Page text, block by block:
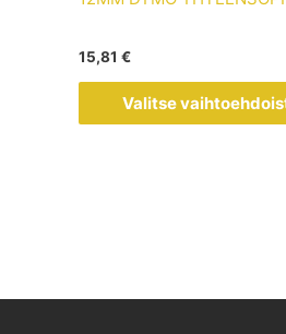
15,81 €
Valitse